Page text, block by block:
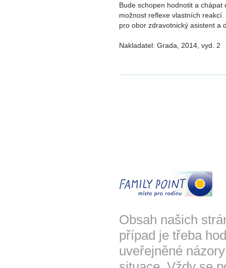
Bude schopen hodnotit a
možnost reflexe vlastních
pro obor zdravotnický asistent a
Nakladatel: Grada, 2014, vyd. 2
Obsah našich
případ je třeba
uveřejněné